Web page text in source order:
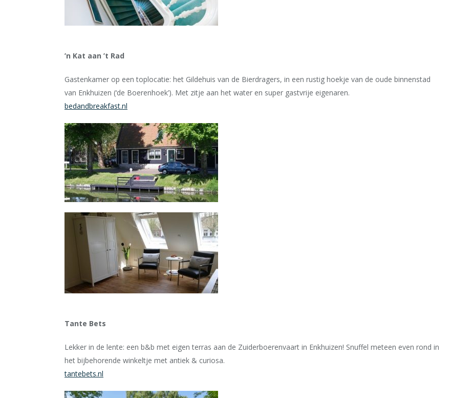
’n Kat aan ’t Rad
Gastenkamer op een toplocatie: het Gildehuis van de Bierdragers, in een rustig hoekje van de oude binnenstad
van Enkhuizen (‘de Boerenhoek’). Met zitje aan het water en super gastvrije eigenaren.
bedandbreakfast.nl
Tante Bets
Lekker in de lente: een b&b met eigen terras aan de Zuiderboerenvaart in Enkhuizen! Snuffel meteen even rond in
het bijbehorende winkeltje met antiek & curiosa.
tantebets.nl